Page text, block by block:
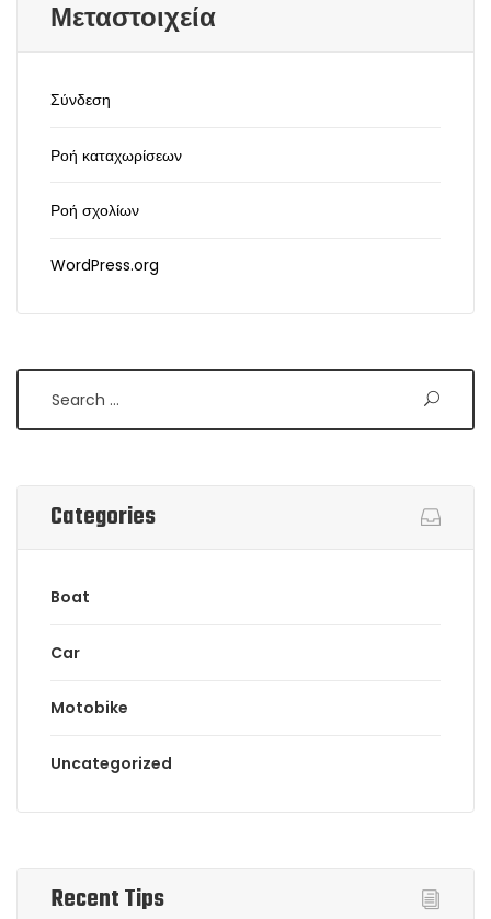
Μεταστοιχεία
Σύνδεση
Ροή καταχωρίσεων
Ροή σχολίων
WordPress.org
Categories
Boat
Car
Motobike
Uncategorized
Recent Tips